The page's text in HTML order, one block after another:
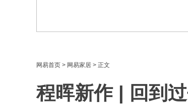
网易首页 > 网易家居 > 正文
程晖新作 | 回到